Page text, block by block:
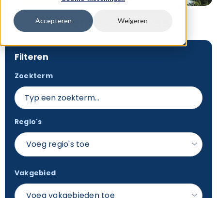
Accepteren Weigeren
Recente vacatures
Filteren
Zoekterm
Regio's
Voeg regio's toe
Vakgebied
Voeg vakgebieden toe